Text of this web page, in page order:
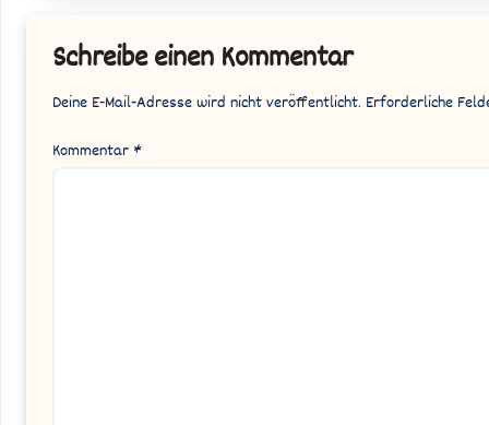
Schreibe einen Kommentar
Deine E-Mail-Adresse wird nicht veröffentlicht. Erforderliche
Kommentar *